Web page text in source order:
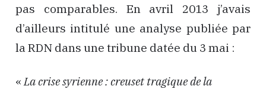
pas comparables. En avril 2013 j’avais
d’ailleurs intitulé une analyse publiée par
la RDN dans une tribune datée du 3 mai :
«La crise syrienne : creuset tragique de la